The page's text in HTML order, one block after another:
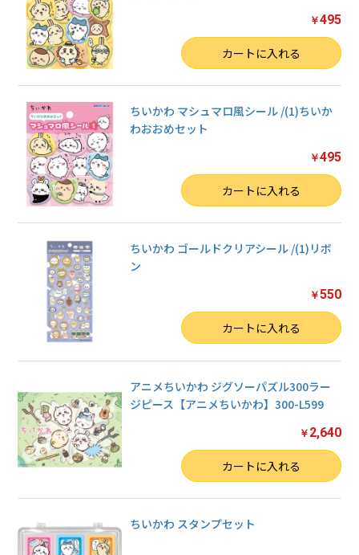
￥495
カートに入れる
ちいかわ マシュマロ風シール /(1)ちいか
わおおめセット
￥495
カートに入れる
ちいかわ ゴールドクリアシール /(1)リボ
ン
￥550
カートに入れる
アニメちいかわ ジグソーパズル300ラー
ジピース【アニメちいかわ】300-L599
￥ 2,640
カートに入れる
ちいかわ スタンプセット